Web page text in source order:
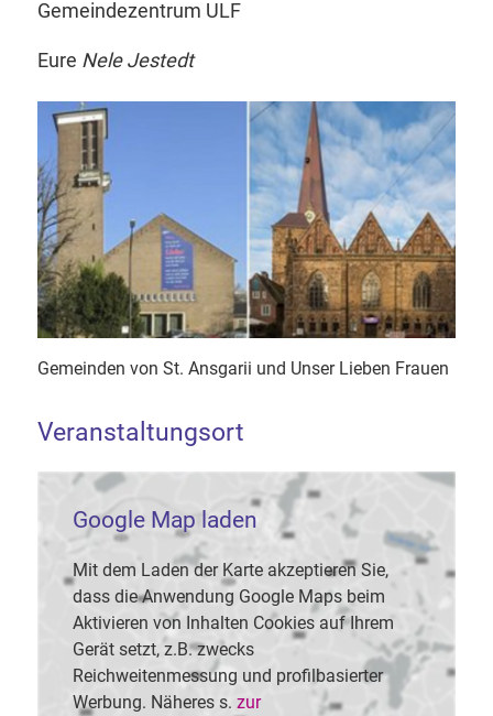
Gemeindezentrum ULF
Eure Nele Jestedt
Gemeinden von St. Ansgarii und Unser Lieben Frauen
Veranstaltungsort
Google Map laden
Mit dem Laden der Karte akzeptieren Sie,
dass die Anwendung Google Maps beim
Aktivieren von Inhalten Cookies auf Ihrem
Gerät setzt, z.B. zwecks
Reichweitenmessung und profilbasierter
Werbung. Näheres s. zur